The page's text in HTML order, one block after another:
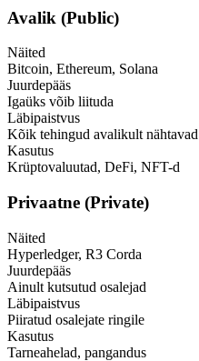
Avalik (Public)
Näited
Bitcoin, Ethereum, Solana
Juurdepääs
Igaüks võib liituda
Läbipaistvus
Kõik tehingud avalikult nähtavad
Kasutus
Krüptovaluutad, DeFi, NFT-d
Privaatne (Private)
Näited
Hyperledger, R3 Corda
Juurdepääs
Ainult kutsutud osalejad
Läbipaistvus
Piiratud osalejate ringile
Kasutus
Tarneahelad, pangandus